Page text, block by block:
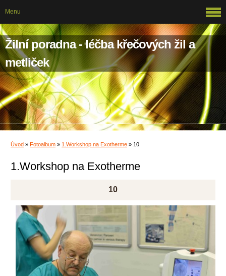
Žilní poradna - léčba křečových žil a
metliček
Úvod » Fotoalbum » 1.Workshop na Exotherme » 10
1.Workshop na Exotherme
10
Menu